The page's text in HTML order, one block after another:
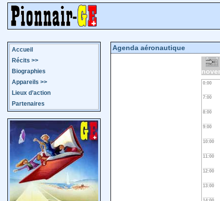
Accueil
Récits >>
Biographies
Appareils >>
Lieux d’action
Partenaires
Agenda aéronautique
0:00
7:00
8:00
9:00
10:00
11:00
12:00
13:00